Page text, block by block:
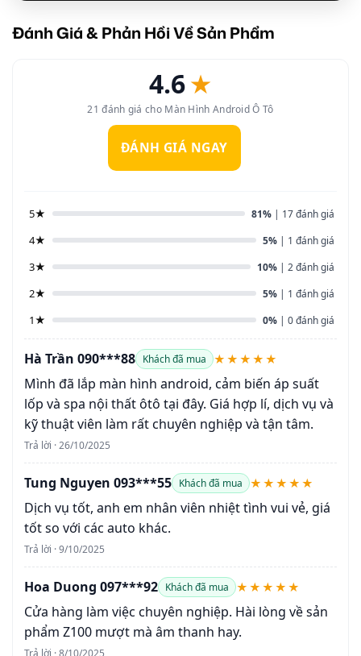
Đánh Giá & Phản Hồi Về Sản Phẩm
4.6★
21 đánh giá cho Màn Hình Android Ô Tô
ĐÁNH GIÁ NGAY
5★ 81% | 17 đánh giá
4★ 5% | 1 đánh giá
3★ 10% | 2 đánh giá
2★ 5% | 1 đánh giá
1★ 0% | 0 đánh giá
Hà Trần 090***88 Khách đã mua ★★★★★
Mình đã lắp màn hình android, cảm biến áp suất
lốp và spa nội thất ôtô tại đây. Giá hợp lí, dịch vụ và
kỹ thuật viên làm rất chuyên nghiệp và tận tâm.
Trả lời · 26/10/2025
Tung Nguyen 093***55 Khách đã mua ★★★★★
Dịch vụ tốt, anh em nhân viên nhiệt tình vui vẻ, giá
tốt so với các auto khác.
Trả lời · 9/10/2025
Hoa Duong 097***92 Khách đã mua ★★★★★
Cửa hàng làm việc chuyên nghiệp. Hài lòng về sản
phẩm Z100 mượt mà âm thanh hay.
Trả lời · 8/10/2025